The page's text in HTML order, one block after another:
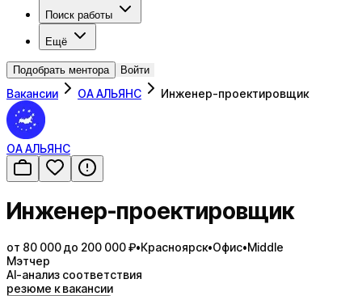
Поиск работы
Ещё
Подобрать ментора Войти
Вакансии ОА АЛЬЯНС Инженер-проектировщик
ОА АЛЬЯНС
Инженер-проектировщик
от 80 000 до 200 000 ₽•Красноярск•Офис•Middle
Мэтчер
AI-анализ соответствия
резюме к вакансии